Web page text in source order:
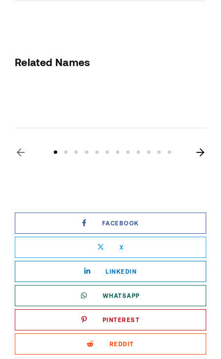
Related Names
Susan July Urban
FACEBOOK
X
LINKEDIN
WHATSAPP
PINTEREST
REDDIT